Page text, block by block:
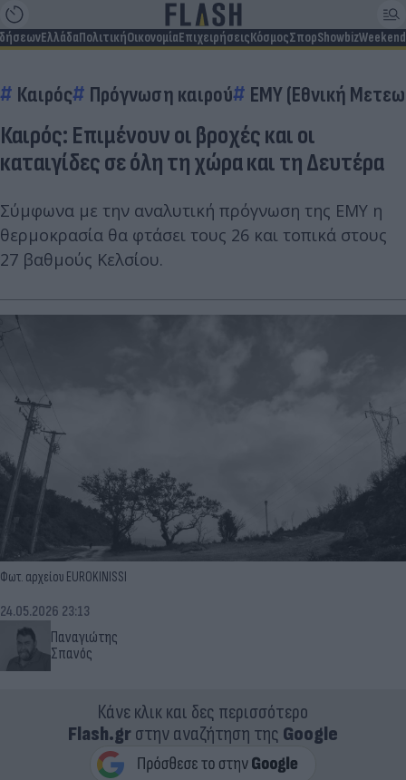
ΕλλάδαΠολιτικήΟικονομίαΕπιχειρήσειςΚόσμοςΣπορShowbizWeekend
Καιρός Πρόγνωση καιρού ΕΜΥ (Εθνική
Καιρός: Επιμένουν οι βροχές και οι
καταιγίδες σε όλη τη χώρα και τη Δευτέρα
Σύμφωνα με την αναλυτική πρόγνωση της ΕΜΥ η
θερμοκρασία θα φτάσει τους 26 και τοπικά στους
27 βαθμούς Κελσίου.
Φωτ. αρχείου EUROKINISSI
Παναγιώτης
Σπανός
24.05.2026 23:13
Κάνε κλικ και δες περισσότερο
Flash.grστην αναζήτηση της Google